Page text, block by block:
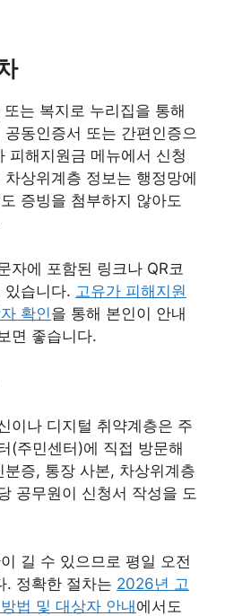
는 복지로 누리집을 통해
동인증서 또는 간편인증으
피해지원금 메뉴에서 신청
상위계층 정보는 행정망에
증빙을 첨부하지 않아도
자에 포함된 링크나 QR코
있습니다. 고유가 피해지원
확인을 통해 본인이 안내
면 좋습니다.
이나 디지털 취약계층은 주
(주민센터)에 직접 방문해
증, 통장 사본, 차상위계층
공무원이 신청서 작성을 도
길 수 있으므로 평일 오전
. 정확한 절차는 2026년 고
법 및 대상자 안내에서도